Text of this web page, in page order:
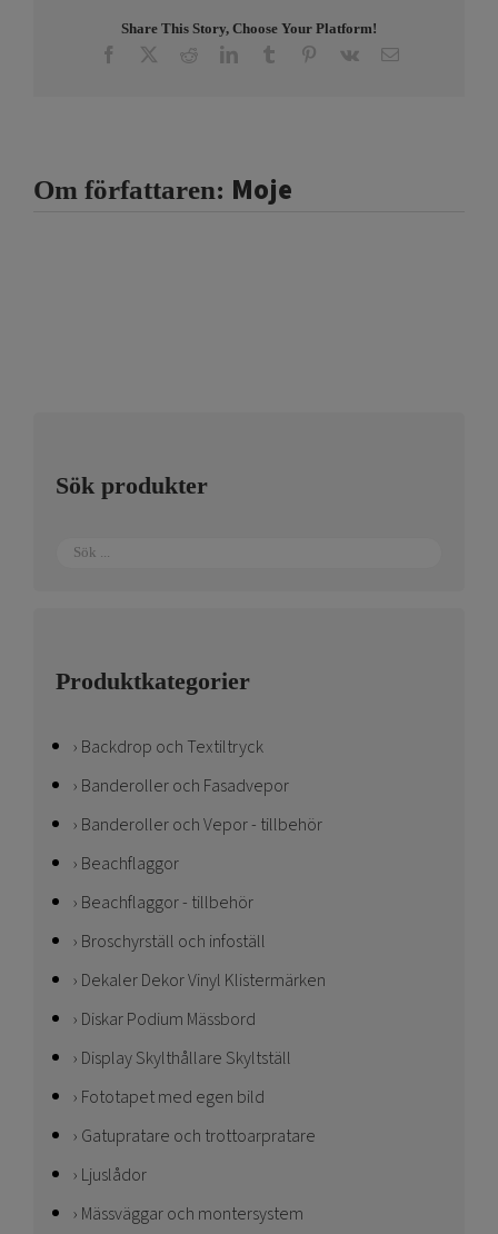
Share This Story, Choose Your Platform!
Facebook RedditLinkedInTumblr Pinterest
Vk E-
Om författaren: Moje
Sök produkter
Produktkategorier
Backdrop och Textiltryck
Banderoller och Fasadvepor
Banderoller och Vepor - tillbehör
Beachflaggor
Beachflaggor - tillbehör
Broschyrställ och infoställ
Dekaler Dekor Vinyl Klistermärken
Diskar Podium Mässbord
Display Skylthållare Skyltställ
Fototapet med egen bild
Gatupratare och trottoarpratare
Ljuslådor
Mässväggar och montersystem